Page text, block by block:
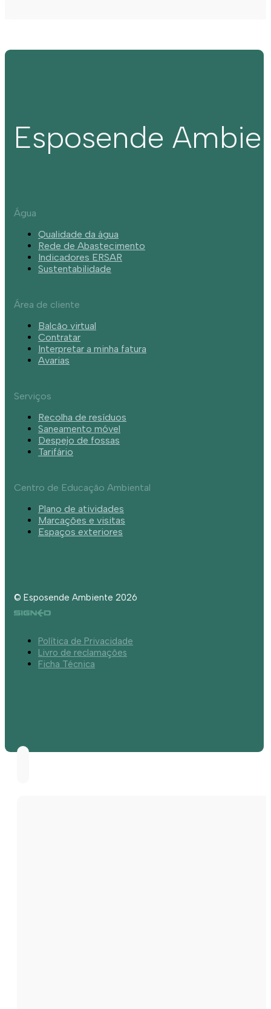
Esposende
Água
Qualidade da água
Rede de Abastecimento
Indicadores ERSAR
Sustentabilidade
Área de cliente
Balcão virtual
Contratar
Interpretar a minha fatura
Avarias
Serviços
Recolha de resíduos
Saneamento móvel
Despejo de fossas
Tarifário
Centro de Educação Ambiental
Plano de atividades
Marcações e visitas
Espaços exteriores
© Esposende Ambiente 2026
Política de Privacidade
Livro de reclamações
Ficha Técnica